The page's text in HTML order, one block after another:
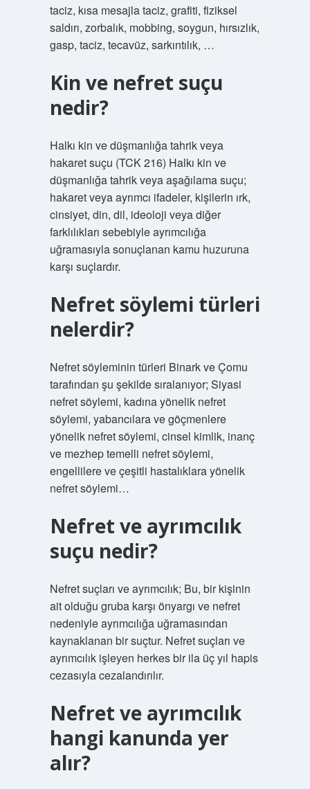
taciz, kısa mesajla taciz, grafiti, fiziksel
saldırı, zorbalık, mobbing, soygun, hırsızlık,
gasp, taciz, tecavüz, sarkıntılık, …
Kin ve nefret suçu
nedir?
Halkı kin ve düşmanlığa tahrik veya
hakaret suçu (TCK 216) Halkı kin ve
düşmanlığa tahrik veya aşağılama suçu;
hakaret veya ayrımcı ifadeler, kişilerin ırk,
cinsiyet, din, dil, ideoloji veya diğer
farklılıkları sebebiyle ayrımcılığa
uğramasıyla sonuçlanan kamu huzuruna
karşı suçlardır.
Nefret söylemi türleri
nelerdir?
Nefret söyleminin türleri Binark ve Çomu
tarafından şu şekilde sıralanıyor; Siyasi
nefret söylemi, kadına yönelik nefret
söylemi, yabancılara ve göçmenlere
yönelik nefret söylemi, cinsel kimlik, inanç
ve mezhep temelli nefret söylemi,
engellilere ve çeşitli hastalıklara yönelik
nefret söylemi…
Nefret ve ayrımcılık
suçu nedir?
Nefret suçları ve ayrımcılık; Bu, bir kişinin
ait olduğu gruba karşı önyargı ve nefret
nedeniyle ayrımcılığa uğramasından
kaynaklanan bir suçtur. Nefret suçları ve
ayrımcılık işleyen herkes bir ila üç yıl hapis
cezasıyla cezalandırılır.
Nefret ve ayrımcılık
hangi kanunda yer
alır?